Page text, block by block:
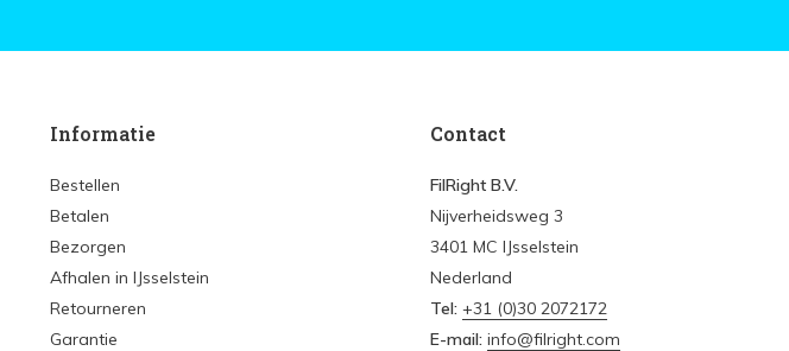
Informatie
Bestellen
Betalen
Bezorgen
Afhalen in IJsselstein
Retourneren
Garantie
Contact
FilRight B.V.
Nijverheidsweg 3
3401 MC IJsselstein
Nederland
Tel: +31 (0)30 2072172
E-mail: info@filright.com